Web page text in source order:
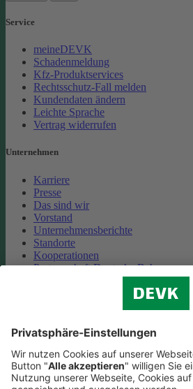
Service
meineDEVK
Schadenmeldung
Kfz-Produktservices
Rechtsschutz-Fall melden
Kundendaten ändern
Leichte Sprache
Vertrag widerrufen
Unternehmen
Karriere
Presse
Das sind wir
Vorstand
Unternehmensberichte
Standorte
Kooperationen
Partnerschaft Deutsche Bahn
Cookie-Einstellungen